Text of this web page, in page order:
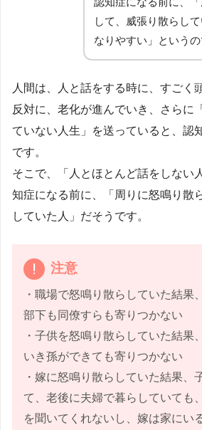
して、威張り散らし
なりやすい」というの
人間は、人と話をする時に、すごく
反対に、老化が進んでいき、さらに
ていない人生」を送っていると、認
です。
そこで、「人とほとんど話をしない
知症になる前に、「周りに怒鳴り散
していた人」だそうです。
注意
・職場で怒鳴り散らしていた結果
部下も同僚すらも寄りつかない
・子供を怒鳴り散らしていた結果
いき孫ができても寄りつかない
・嫁に怒鳴り散らしていた結果、
て、老後に夫婦で暮らしていても
を聞いてくれないし、嫁は家にい